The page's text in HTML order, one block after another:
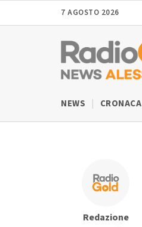
7 AGOSTO 2026
NEWS CRONACA
Redazione